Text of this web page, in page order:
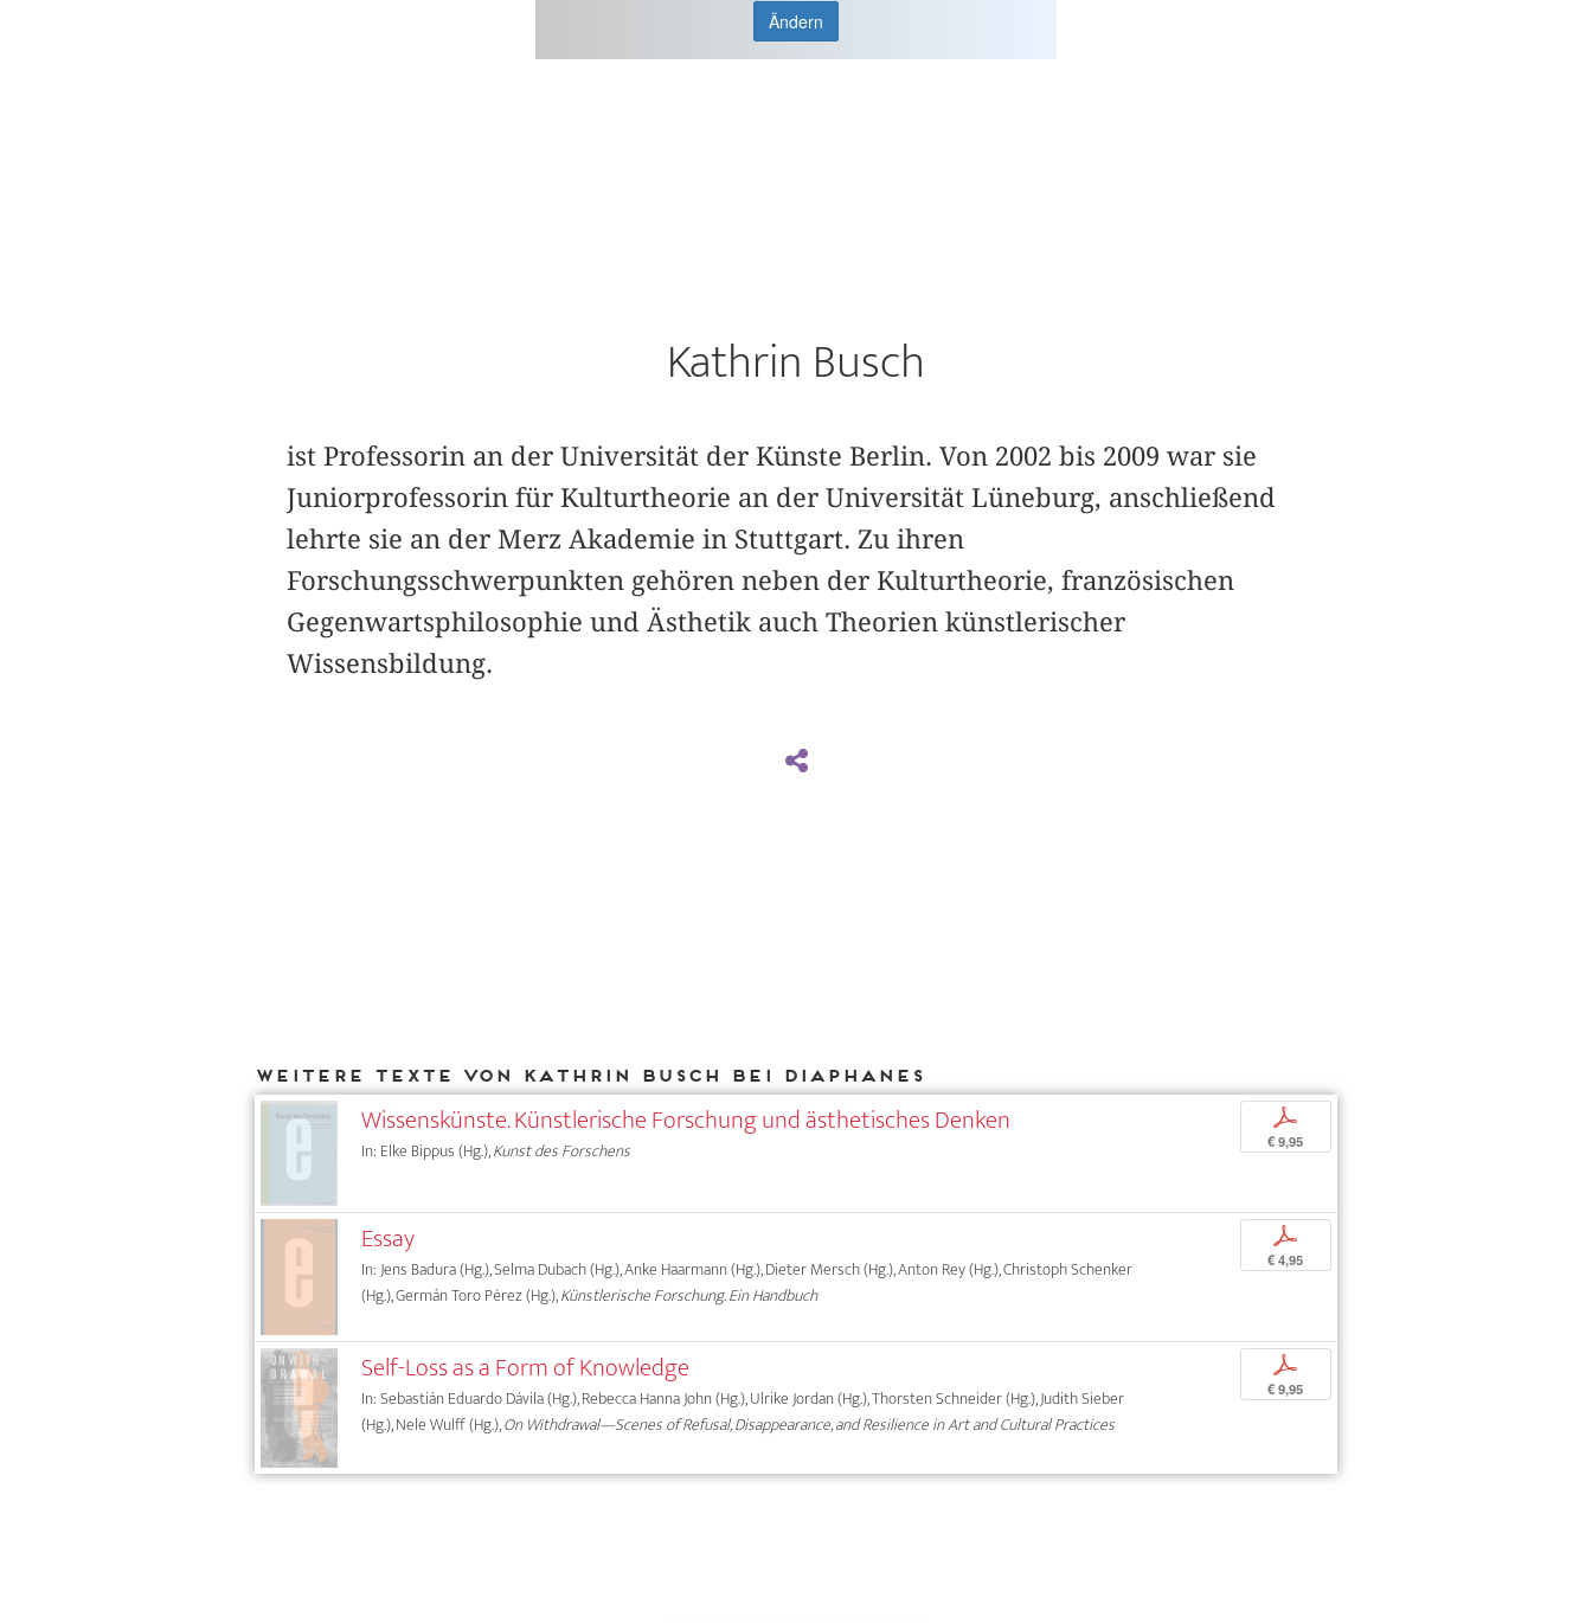
Ändern
Kathrin Busch
ist Professorin an der Universität der Künste Berlin. Von 2002 bis 2009 war sie
Juniorprofessorin für Kulturtheorie an der Universität Lüneburg, anschließend
lehrte sie an der Merz Akademie in Stuttgart. Zu ihren
Forschungsschwerpunkten gehören neben der Kulturtheorie, französischen
Gegenwartsphilosophie und Ästhetik auch Theorien künstlerischer
Wissensbildung.
Weitere Texte von Kathrin Busch bei DIAPHANES
Wissenskünste. Künstlerische Forschung und ästhetisches Denken
In: Elke Bippus (Hg.),Kunst des Forschens
p
€ 9,95
Essay
In: Jens Badura (Hg.), Selma Dubach (Hg.), Anke Haarmann (Hg.), Dieter Mersch (Hg.), Anton Rey (Hg.), Christoph Schenker
(Hg.), Germán Toro Pérez (Hg.),Künstlerische Forschung. Ein Handbuch
p
€ 4,95
Self-Loss as a Form of Knowledge
In: Sebastián Eduardo Dávila (Hg.), Rebecca Hanna John (Hg.), Ulrike Jordan (Hg.), Thorsten Schneider (Hg.), Judith Sieber
(Hg.), Nele Wulff (Hg.),On Withdrawal—Scenes of Refusal, Disappearance, and Resilience in Art and Cultural Practices
p
€ 9,95